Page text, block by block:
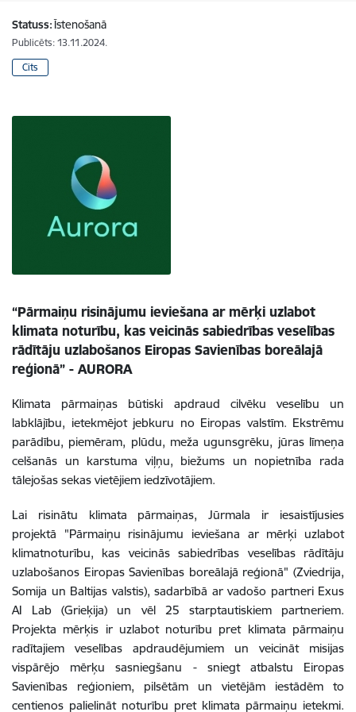
Statuss:Īstenošanā
Publicēts: 13.11.2024.
Cits
“Pārmaiņu risinājumu ieviešana ar mērķi uzlabot
klimata noturību, kas veicinās sabiedrības veselības
rādītāju uzlabošanos Eiropas Savienības boreālajā
reģionā” - AURORA
Klimata pārmaiņas būtiski apdraud cilvēku veselību un
labklājību, ietekmējot jebkuru no Eiropas valstīm. Ekstrēmu
parādību, piemēram, plūdu, meža ugunsgrēku, jūras līmeņa
celšanās un karstuma viļņu, biežums un nopietnība rada
tālejošas sekas vietējiem iedzīvotājiem.
Lai risinātu klimata pārmaiņas, Jūrmala ir iesaistījusies
projektā "Pārmaiņu risinājumu ieviešana ar mērķi uzlabot
klimatnoturību, kas veicinās sabiedrības veselības rādītāju
uzlabošanos Eiropas Savienības boreālajā reģionā" (Zviedrija,
Somija un Baltijas valstis), sadarbībā ar vadošo partneri Exus
AI Lab (Grieķija) un vēl 25 starptautiskiem partneriem.
Projekta mērķis ir uzlabot noturību pret klimata pārmaiņu
radītajiem veselības apdraudējumiem un veicināt misijas
vispārējo mērķu sasniegšanu - sniegt atbalstu Eiropas
Savienības reģioniem, pilsētām un vietējām iestādēm to
centienos palielināt noturību pret klimata pārmaiņu ietekmi.